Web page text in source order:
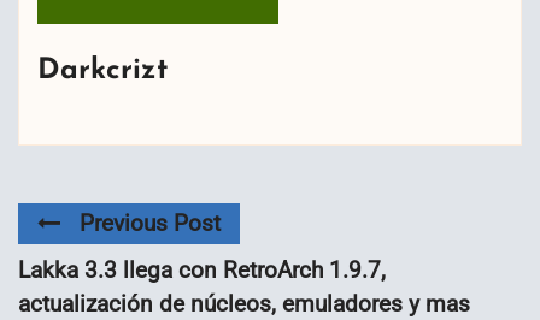
Darkcrizt
Previous Post
Lakka 3.3 llega con RetroArch 1.9.7,
actualización de núcleos, emuladores y mas